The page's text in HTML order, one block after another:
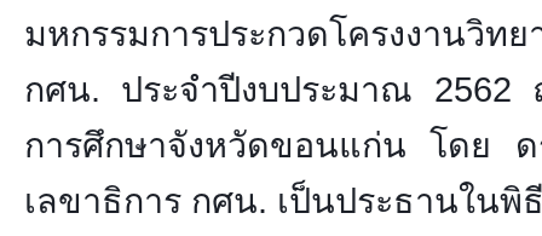
มหกรรมการประกวดโครงงานวิ
กศน. ประจำปีงบประมาณ 2562
การศึกษาจังหวัดขอนแก่นโดย ด
เลขาธิการ กศน. เป็นประธานในพิ